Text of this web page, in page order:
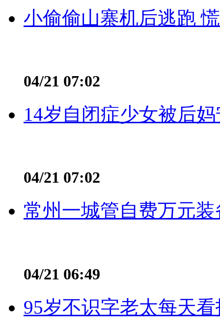
小偷偷山寨机后逃跑
04/21 07:02
14岁自闭症少女被后
04/21 07:02
常州一城管自费万元
04/21 06:49
95岁不识字老太每天